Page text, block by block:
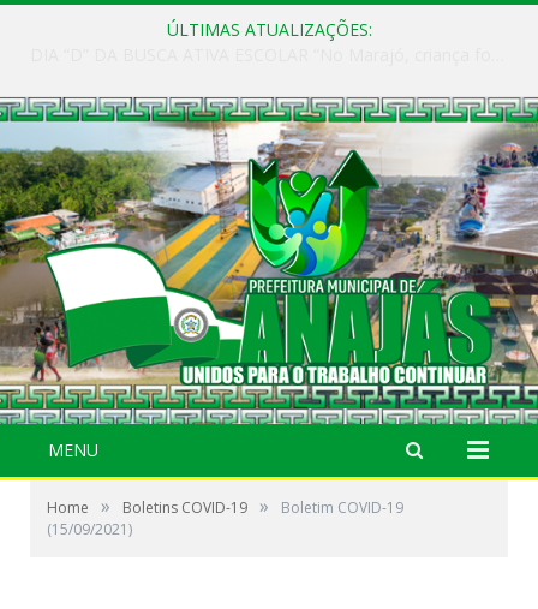
ÚLTIMAS ATUALIZAÇÕES:
MENU
Home » Boletins COVID-19 »
Boletim COVID-19
(15/09/2021)